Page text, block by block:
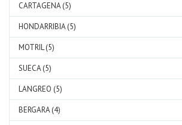
CARTAGENA (5)
HONDARRIBIA (5)
MOTRIL (5)
SUECA (5)
LANGREO (5)
BERGARA (4)